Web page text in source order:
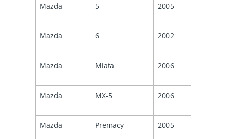
Mazda 5 2005
Mazda 6 2002
Mazda Miata 2006
Mazda MX-5 2006
Mazda Premacy 2005